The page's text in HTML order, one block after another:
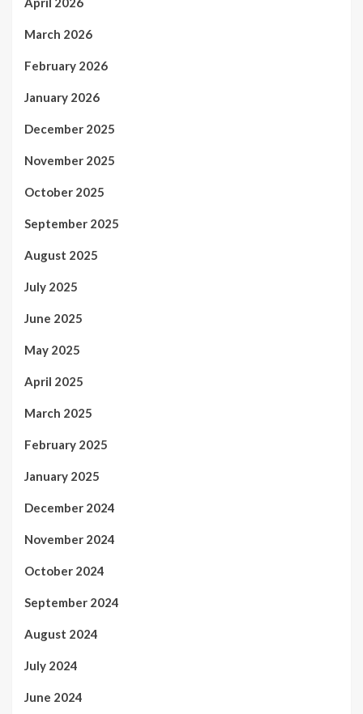
March 2026
February 2026
January 2026
December 2025
November 2025
October 2025
September 2025
August 2025
July 2025
June 2025
May 2025
April 2025
March 2025
February 2025
January 2025
December 2024
November 2024
October 2024
September 2024
August 2024
July 2024
June 2024